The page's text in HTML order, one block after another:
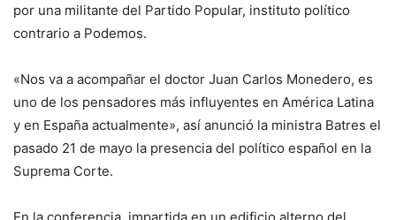
por una militante del Partido Popular, instituto político
contrario a Podemos.
«Nos va a acompañar el doctor Juan Carlos Monedero, es
uno de los pensadores más influyentes en América Latina
y en España actualmente», así anunció la ministra Batres el
pasado 21 de mayo la presencia del político español en la
Suprema Corte.
En la conferencia, impartida en un edificio alterno del